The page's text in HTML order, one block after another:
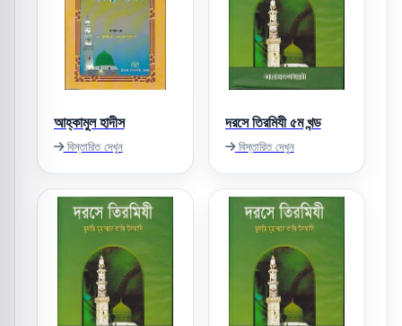
আহ্‌কামুল হাদীস
বিস্তারিত দেখুন
দরসে তিরমিযী ৫ম খন্ড
বিস্তারিত দেখুন